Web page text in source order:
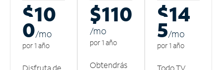
$10
0/mo
por 1 año
Disfruta de
$110
/mo
por 1 año
Obtendrás
$14
5/mo
por 1 año
Todo TV